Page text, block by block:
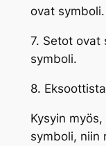
ovat symboli.
7. Setot ovat
symboli.
8.
Kysyin
symboli, niin